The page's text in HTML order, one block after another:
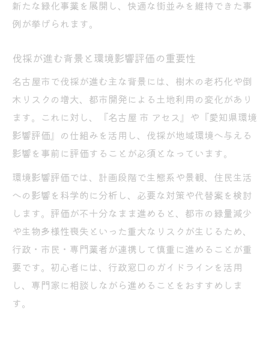
新たな緑化事業を展開し、快適な街並みを維持できた事
例が挙げられます。
伐採が進む背景と環境影響評価の重要性
名古屋市で伐採が進む主な背景には、樹木の老朽化や倒
木リスクの増大、都市開発による土地利用の変化があり
ます。これに対し、『名古屋 市 アセス』や『愛知県環境
影響評価』の仕組みを活用し、伐採が地域環境へ与える
影響を事前に評価することが必須となっています。
環境影響評価では、計画段階で生態系や景観、住民生活
への影響を科学的に分析し、必要な対策や代替案を検討
します。評価が不十分なまま進めると、都市の緑量減少
や生物多様性喪失といった重大なリスクが生じるため、
行政・市民・専門業者が連携して慎重に進めることが重
要です。初心者には、行政窓口のガイドラインを活用
し、専門家に相談しながら進めることをおすすめしま
す。